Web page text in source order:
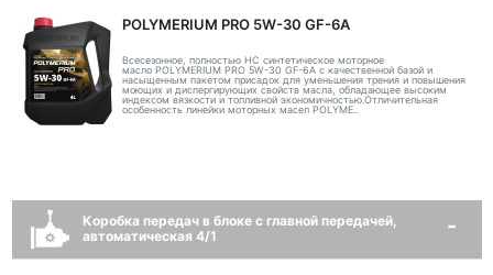
POLYMERIUM PRO 5W-30 GF-6A
Всесезонное, полностью HC синтетическое моторное
масло POLYMERIUM PRO 5W-30 GF-6A с качественной базой и
насыщенным пакетом присадок для уменьшения трения и повышения
моющих и диспергирующих свойств масла, обладающее высоким
индексом вязкости и топливной экономичностью.Отличительная
особенность линейки моторных масел POLYME..
Коробка передач в блоке с главной передачей,
автоматическая 4/1